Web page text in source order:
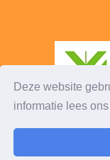
Deze website
informatie lees
©